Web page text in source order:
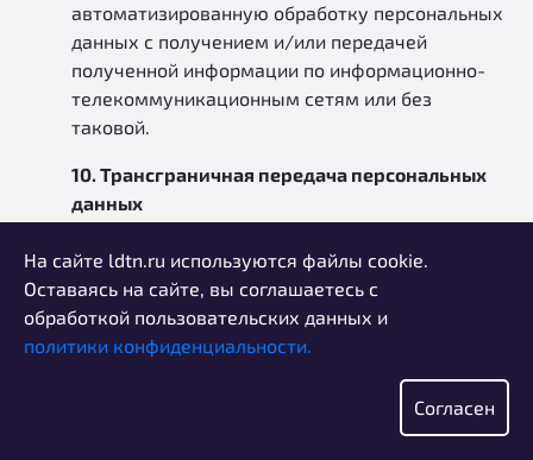
автоматизированную обработку персональных
данных с получением и/или передачей
полученной информации по информационно-
телекоммуникационным сетям или без
таковой.
10. Трансграничная передача персональных
данных
10.1. Оператор до начала осуществления
деятельности по трансграничной передаче
персональных данных обязан уведомить
уполномоченный орган по защите прав
субъектов персональных данных о своем
передачу персональных данных (такое
На сайте ldtn.ru используются файлы cookie.
Оставаясь на сайте, вы соглашаетесь с
обработкой пользовательских данных и
политики конфиденциальности.
Согласен